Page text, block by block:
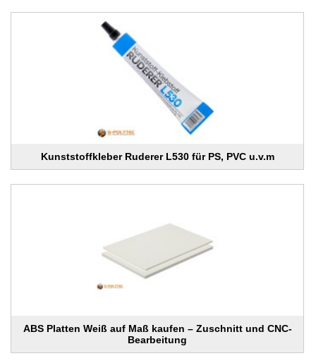
Kunststoffkleber Ruderer L530 für PS, PVC u.v.m
ABS Platten Weiß auf Maß kaufen – Zuschnitt und CNC-
Bearbeitung